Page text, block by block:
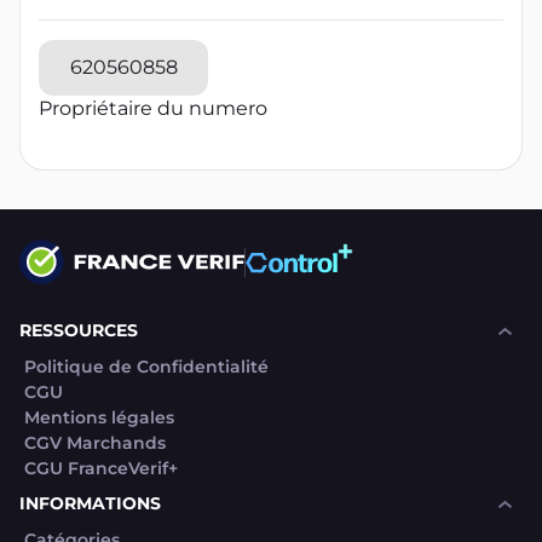
620560858
Propriétaire du numero
RESSOURCES
Politique de Confidentialité
CGU
Mentions légales
CGV Marchands
CGU FranceVerif+
INFORMATIONS